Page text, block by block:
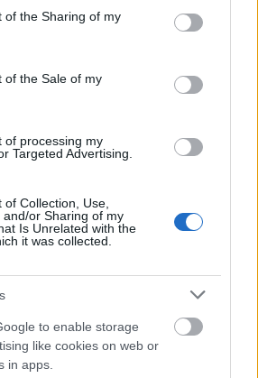
or usage behaviour. You may click to
to Google and its third-party tags to
specified purposes in below Google
of the Sharing of my
of the Sale of my
of processing my
Targeted Advertising.
Collection, Use,
and/or Sharing of my
Is Unrelated with the
it was collected.
to enable storage
like cookies on web or
in apps.
véli, hogy megsértette a nő a
belüli erőszak elől
feljelentést a gyám
pedig ezekben az esetekben
maga a bántalmazó személy. A
elváláshoz is engedélyre van
visszavető konzervatív
Iránban, a szaúdiak számára
iszlám forradalom, amely
síita vallási vezetők
másrészt Szaúdi-
szélsőséges szunnita felkelők
Mecsetet. Kritizálták az országot
többek között a nyugati
miatt és a korrupcióért. A
sikerült leverni és ezután